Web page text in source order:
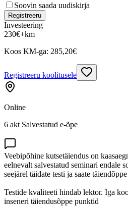
Soovin saada uudiskirja
Registreeru
Investeering
230€+km
Koos KM-ga: 285,20€
Registreeru koolitusele
Online
6 akt Salvestatud e-õpe
Veebipõhine kutsetäiendus on
eelnevalt salvestatud seminari endale
seejärel täidate testi ja saate
Testide kvaliteeti hindab lektor. Iga
inseneri täiendusõppe punktid